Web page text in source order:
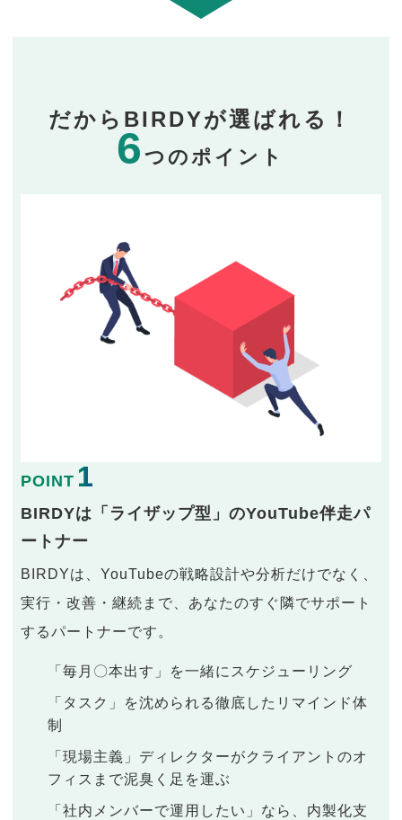
だからBIRDYが選ばれる！
6つのポイント
POINT 1
BIRDYは「ライザップ型」のYouTube伴走パ
ートナー
BIRDYは、YouTubeの戦略設計や分析だけでなく、
実行・改善・継続まで、あなたのすぐ隣でサポート
するパートナーです。
「毎月〇本出す」を一緒にスケジューリング
「タスク」を沈められる徹底したリマインド体
制
「現場主義」ディレクターがクライアントのオ
フィスまで泥臭く足を運ぶ
「社内メンバーで運用したい」なら、内製化支